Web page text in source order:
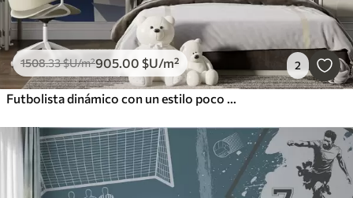
1508.33$U/m²905.00 $U/m² 2
Futbolista dinámico con un estilo poco polvoriento, golpeando el balón